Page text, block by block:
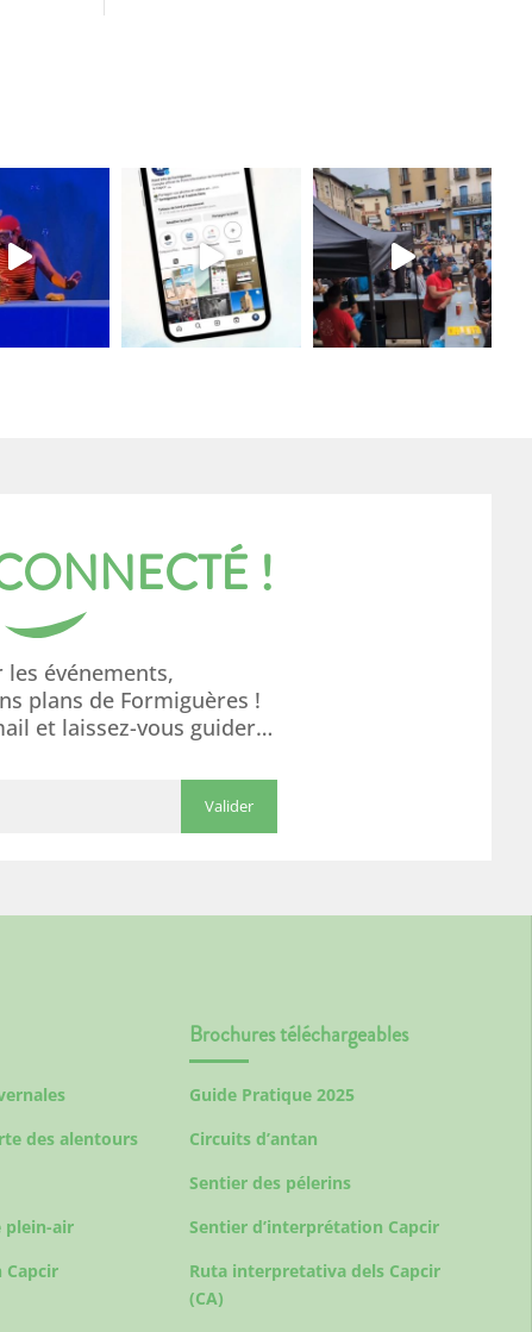
!
les événements,
plans de Formiguères !
et laissez-vous guider…
des alentours
plein-air
Capcir
Brochures téléchargeables
Guide Pratique 2025
Circuits d’antan
Sentier des pélerins
Sentier d’interprétation Capcir
Ruta interpretativa dels Capcir
(CA)